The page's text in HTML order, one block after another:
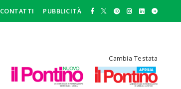
CONTATTI PUBBLICITÀ
Cambia Testata